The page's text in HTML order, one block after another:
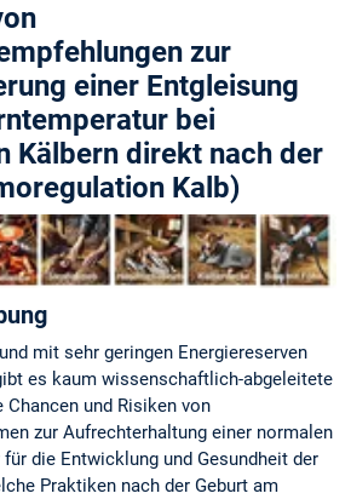
zur
einer Entgleisung
bei
Kälbern direkt nach der
Kalb)
mit sehr geringen Energiereserven
es kaum wissenschaftlich-abgeleitete
Chancen und Risiken von
zur Aufrechterhaltung einer normalen
die Entwicklung und Gesundheit der
Praktiken nach der Geburt am